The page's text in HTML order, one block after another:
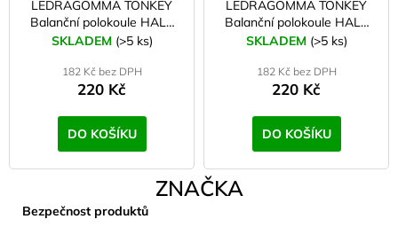
LEDRAGOMMA TONKEY
Balanční polokoule HALF
BALL 14 cm - zelená
SKLADEM (>5 ks)
182 Kč bez DPH
220 Kč
DO KOŠÍKU
LEDRAGOMMA TONKEY
Balanční polokoule HALF
BALL 14 cm - červená
SKLADEM (>5 ks)
182 Kč bez DPH
220 Kč
DO KOŠÍKU
ZNAČKA
Bezpečnost produktů